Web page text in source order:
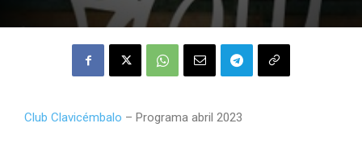
Club Clavicémbalo – Programa abril 2023